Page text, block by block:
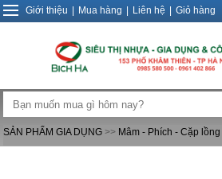
Giới thiệu Mua hàng Liên hệ Giỏ hàng
SẢN PHẨM GIA DỤNG >> Mâm - Phích - Cặp lồng